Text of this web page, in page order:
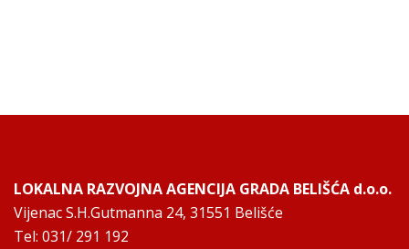
LOKALNA RAZVOJNA AGENCIJA GRADA BELIŠĆA d.o.o.
Vijenac S.H.Gutmanna 24, 31551 Belišće
Tel: 031/ 291 192